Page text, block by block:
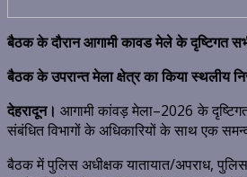
बैठक के दौरान आगामी कावड मेले के दृष्टिगत
बैठक के उपरान्त मेला क्षेत्र का किया स्थलीय
देहरादून।आगामी कांवड़ मेला–2026 के
संबंधित विभागों के अधिकारियों के साथ एक
बैठक में पुलिस अधीक्षक यातायात/अपराध,